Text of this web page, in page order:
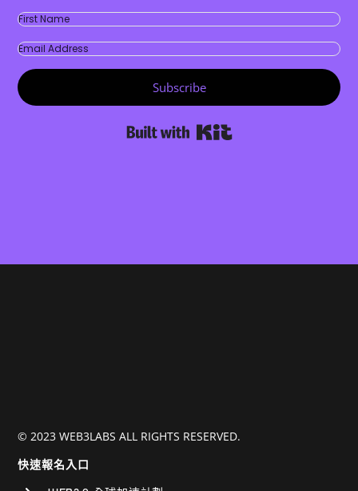
Subscribe
© 2023 WEB3LABS ALL RIGHTS RESERVED.
快速報名入口